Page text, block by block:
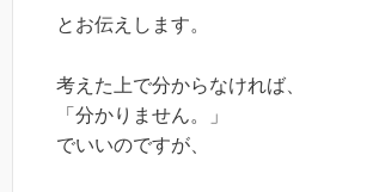
とお伝えします。
考えた上で分からなければ、
「分かりません。」
でいいのですが、